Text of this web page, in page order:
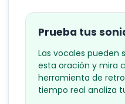
Prueba tus
Las vocales pueden
esta oración y mira
herramienta de
tiempo real analiza